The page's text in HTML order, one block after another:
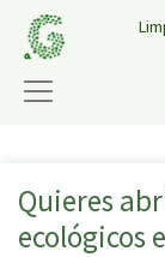
Quieres
ecológicos